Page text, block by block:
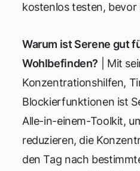
kostenlos testen, bevor
Warum ist Serene gut
Wohlbefinden? | Mit
Konzentrationshilfen,
Blockierfunktionen ist
Alle-in-einem-Toolkit,
reduzieren, die
den Tag nach